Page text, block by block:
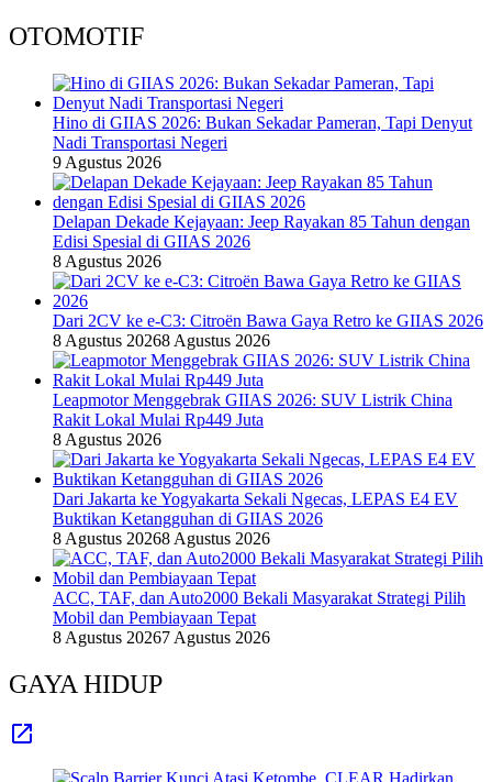
OTOMOTIF
Hino di GIIAS 2026: Bukan Sekadar Pameran, Tapi Denyut
Nadi Transportasi Negeri
9 Agustus 2026
Delapan Dekade Kejayaan: Jeep Rayakan 85 Tahun dengan
Edisi Spesial di GIIAS 2026
8 Agustus 2026
Dari 2CV ke e-C3: Citroën Bawa Gaya Retro ke GIIAS 2026
8 Agustus 20268 Agustus 2026
Leapmotor Menggebrak GIIAS 2026: SUV Listrik China
Rakit Lokal Mulai Rp449 Juta
8 Agustus 2026
Dari Jakarta ke Yogyakarta Sekali Ngecas, LEPAS E4 EV
Buktikan Ketangguhan di GIIAS 2026
8 Agustus 20268 Agustus 2026
ACC, TAF, dan Auto2000 Bekali Masyarakat Strategi Pilih
Mobil dan Pembiayaan Tepat
8 Agustus 20267 Agustus 2026
GAYA HIDUP